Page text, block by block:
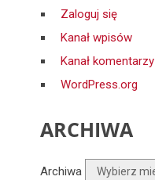
Zaloguj się
Kanał wpisów
Kanał komentarzy
WordPress.org
ARCHIWA
Archiwa